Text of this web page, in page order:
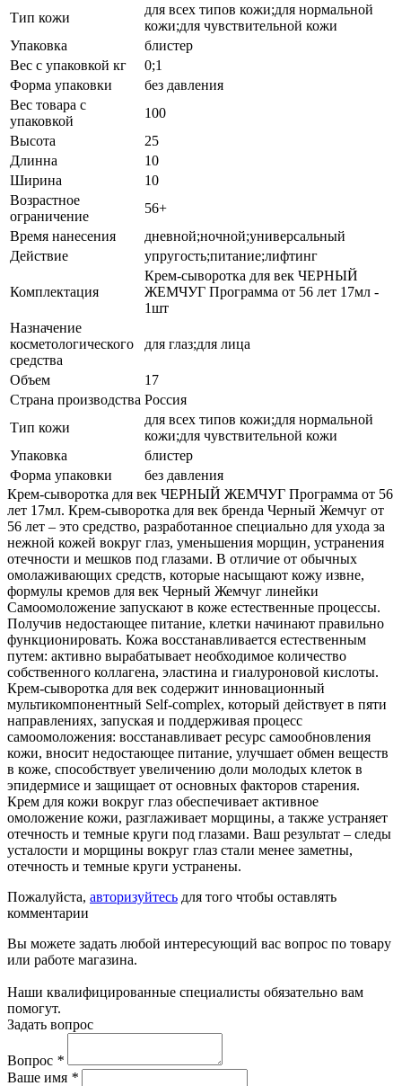
Тип кожи
для всех типов кожи;для нормальной
кожи;для чувствительной кожи
Упаковка
блистер
Вес с упаковкой кг
0;1
Форма упаковки
без давления
Вес товара с
упаковкой
100
Высота
25
Длинна
10
Ширина
10
Возрастное
ограничение
56+
Время нанесения
дневной;ночной;универсальный
Действие
упругость;питание;лифтинг
Комплектация
Крем-сыворотка для век ЧЕРНЫЙ
ЖЕМЧУГ Программа от 56 лет 17мл -
1шт
Назначение
косметологического
средства
для глаз;для лица
Объем
17
Страна производства Россия
Тип кожи
для всех типов кожи;для нормальной
кожи;для чувствительной кожи
Упаковка
блистер
Форма упаковки
без давления
Крем-сыворотка для век ЧЕРНЫЙ ЖЕМЧУГ Программа от 56
лет 17мл. Крем-сыворотка для век бренда Черный Жемчуг от
56 лет – это средство, разработанное специально для ухода за
нежной кожей вокруг глаз, уменьшения морщин, устранения
отечности и мешков под глазами. В отличие от обычных
омолаживающих средств, которые насыщают кожу извне,
формулы кремов для век Черный Жемчуг линейки
Самоомоложение запускают в коже естественные процессы.
Получив недостающее питание, клетки начинают правильно
функционировать. Кожа восстанавливается естественным
путем: активно вырабатывает необходимое количество
собственного коллагена, эластина и гиалуроновой кислоты.
Крем-сыворотка для век содержит инновационный
мультикомпонентный Self-complex, который действует в пяти
направлениях, запуская и поддерживая процесс
самоомоложения: восстанавливает ресурс самообновления
кожи, вносит недостающее питание, улучшает обмен веществ
в коже, способствует увеличению доли молодых клеток в
эпидермисе и защищает от основных факторов старения.
Крем для кожи вокруг глаз обеспечивает активное
омоложение кожи, разглаживает морщины, а также устраняет
отечность и темные круги под глазами. Ваш результат – следы
усталости и морщины вокруг глаз стали менее заметны,
отечность и темные круги устранены.
Пожалуйста, авторизуйтесь для того чтобы оставлять
комментарии
Вы можете задать любой интересующий вас вопрос по товару
или работе магазина.
Наши квалифицированные специалисты обязательно вам
помогут.
Задать вопрос
Вопрос *
Ваше имя *